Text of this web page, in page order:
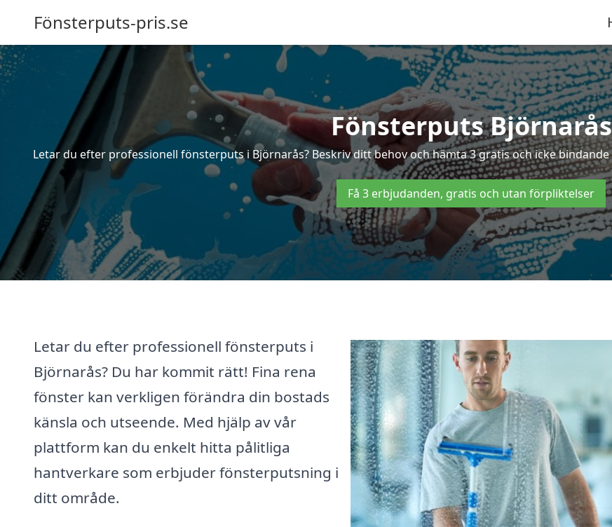
Fönsterputs-pris.se
Fönsterputs Björnarås
Letar du efter professionell fönsterputs i Björnarås? Beskriv ditt behov och hämta 3 gratis och icke
Få 3 erbjudanden, gratis och utan förpliktelser
Letar du efter professionell fönsterputs i
Björnarås? Du har kommit rätt! Fina rena
fönster kan verkligen förändra din bostads
känsla och utseende. Med hjälp av vår
plattform kan du enkelt hitta pålitliga
hantverkare som erbjuder fönsterputsning i
ditt område.